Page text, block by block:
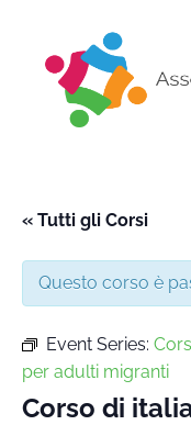
« Tutti gli Corsi
Questo corso è
Event Series:
per adulti migranti
Corso di